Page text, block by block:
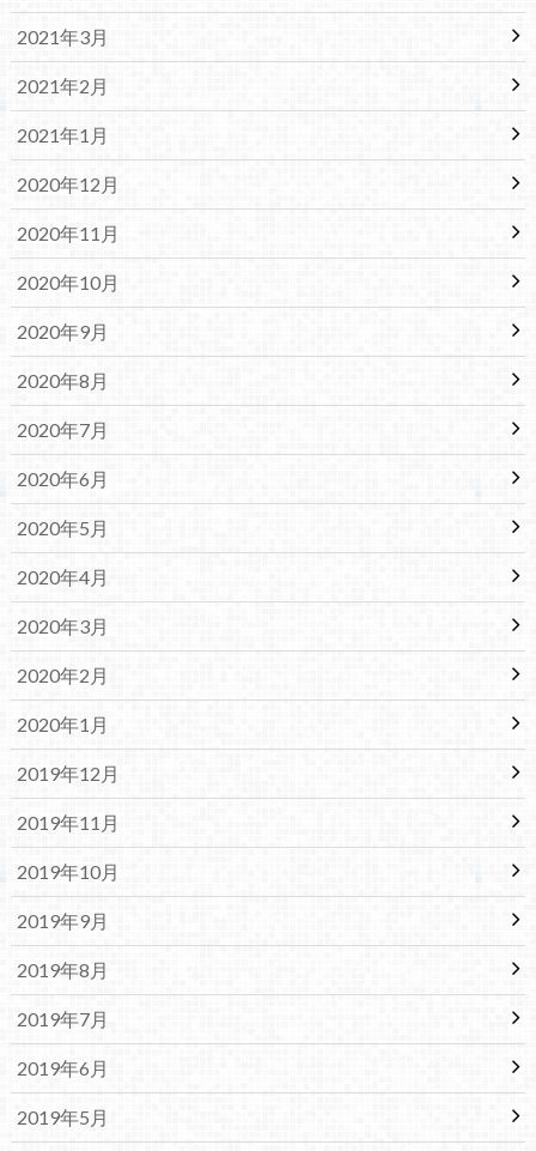
2021年3月
2021年2月
2021年1月
2020年12月
2020年11月
2020年10月
2020年9月
2020年8月
2020年7月
2020年6月
2020年5月
2020年4月
2020年3月
2020年2月
2020年1月
2019年12月
2019年11月
2019年10月
2019年9月
2019年8月
2019年7月
2019年6月
2019年5月